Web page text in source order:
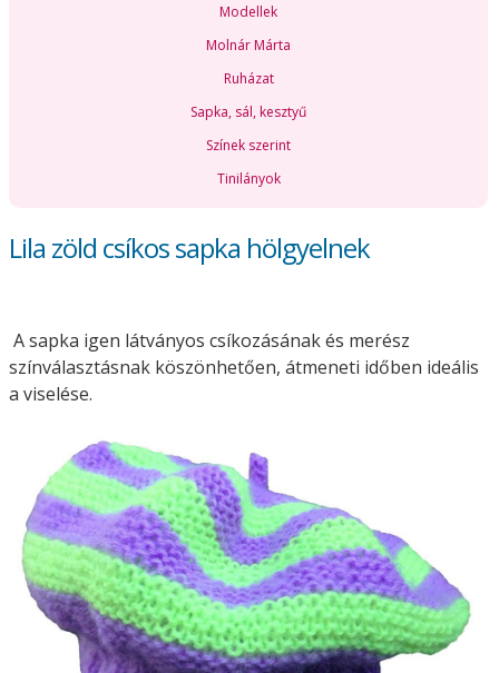
Modellek
Molnár Márta
Ruházat
Sapka, sál, kesztyű
Színek szerint
Tinilányok
Lila zöld csíkos sapka hölgyelnek
A sapka igen látványos csíkozásának és merész
színválasztásnak köszönhetően, átmeneti időben ideális
a viselése.